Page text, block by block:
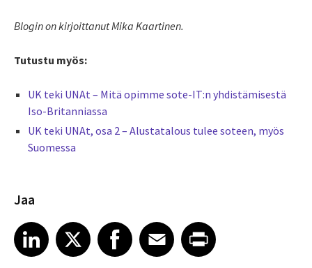
Blogin on kirjoittanut Mika Kaartinen.
Tutustu myös:
UK teki UNAt – Mitä opimme sote-IT:n yhdistämisestä
Iso-Britanniassa
UK teki UNAt, osa 2 – Alustatalous tulee soteen, myös
Suomessa
Jaa
Share article on LinkedIn
LinkedIn
Share article on XShare article on Facebook
Facebook
Share article on Email
EmailShare article on Print